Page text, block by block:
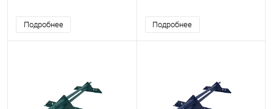
5021
Подробнее
5005
Подробнее